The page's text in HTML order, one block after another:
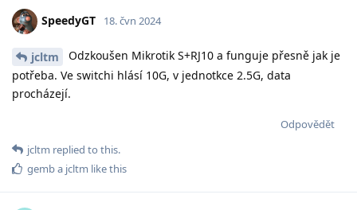
SpeedyGT 18. čvn 2024
jcltm
Odzkoušen Mikrotik S+RJ10 a funguje přesně jak je
potřeba. Ve switchi hlásí 10G, v jednotkce 2.5G, data
procházejí.
Odpovědět
jcltm replied to this.
gemba jcltm like this